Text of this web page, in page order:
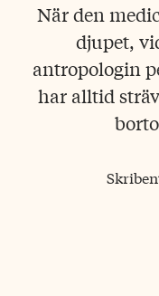
När den
djupet,
antropologin
har alltid